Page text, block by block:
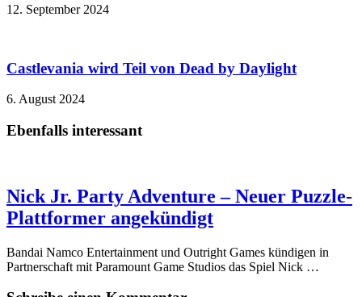
12. September 2024
Castlevania wird Teil von Dead by Daylight
6. August 2024
Ebenfalls interessant
Nick Jr. Party Adventure – Neuer Puzzle-
Plattformer angekündigt
Bandai Namco Entertainment und Outright Games kündigen in
Partnerschaft mit Paramount Game Studios das Spiel Nick …